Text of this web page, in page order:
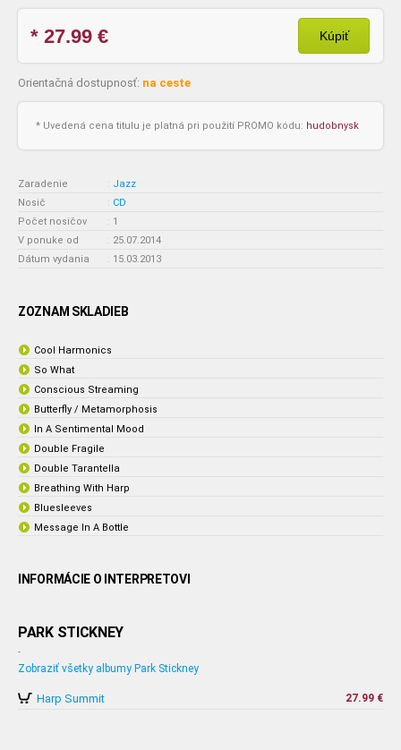
* 27.99 € Kúpiť
Orientačná dostupnosť: na ceste
* Uvedená cena titulu je platná pri použití PROMO kódu: hudobnysk
Zaradenie : Jazz
Nosič
: CD
Počet nosičov
: 1
V ponuke od
: 25.07.2014
Dátum vydania
: 15.03.2013
ZOZNAM SKLADIEB
Cool Harmonics
So What
Conscious Streaming
Butterfly / Metamorphosis
In A Sentimental Mood
Double Fragile
Double Tarantella
Breathing With Harp
Bluesleeves
Message In A Bottle
INFORMÁCIE O INTERPRETOVI
PARK STICKNEY
-
Zobraziť všetky albumy Park Stickney
Harp Summit 27.99 €